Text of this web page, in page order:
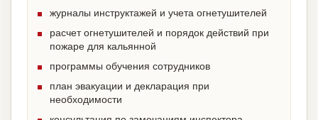
журналы инструктажей и учета огнетушителей
расчет огнетушителей и порядок действий при
пожаре для кальянной
программы обучения сотрудников
план эвакуации и декларация при
необходимости